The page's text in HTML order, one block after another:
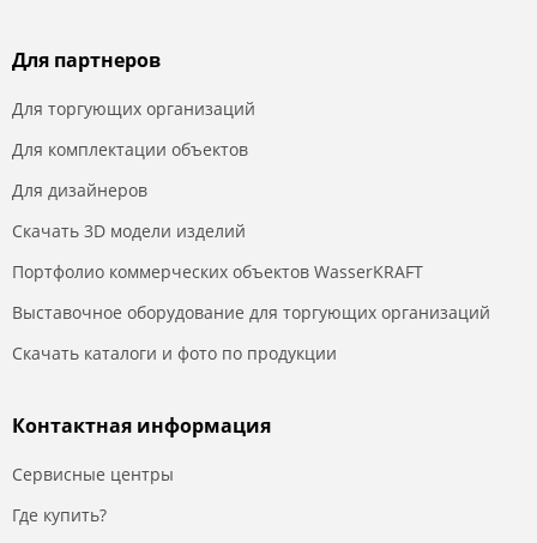
Для партнеров
Для торгующих организаций
Для комплектации объектов
Для дизайнеров
Скачать 3D модели изделий
Портфолио коммерческих объектов WasserKRAFT
Выставочное оборудование для торгующих организаций
Скачать каталоги и фото по продукции
Контактная информация
Сервисные центры
Где купить?